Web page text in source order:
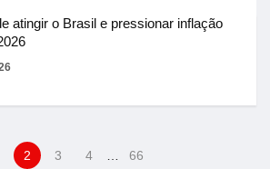
atingir o Brasil e pressionar inflação
2 3 4 66